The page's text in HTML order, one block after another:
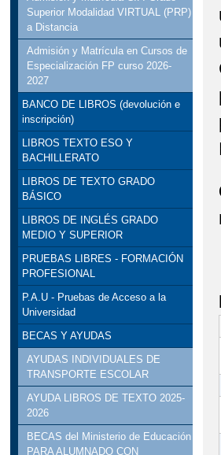
Superior Modalidad VIRTUAL (PRP)
a Distancia
Admisión y Matrícula en Cursos de
Especialización FP curso 2026-
2027
BANCO DE LIBROS (devolución e
inscripción)
LIBROS TEXTO ESO Y
BACHILLERATO
LIBROS DE TEXTO GRADO
BÁSICO
LIBROS DE INGLÉS GRADO
MEDIO Y SUPERIOR
PRUEBAS LIBRES - FORMACIÓN
PROFESIONAL
P.A.U - Pruebas de Acceso a la
Universidad
BECAS Y AYUDAS
AYUDAS INDIVIDUALES DE
TRANSPORTE ESCOLAR
AYUDA LIBROS DE TEXTO 2025-
2026
BECAS del Ministerio de Educación
PARA ALUMNADO CON